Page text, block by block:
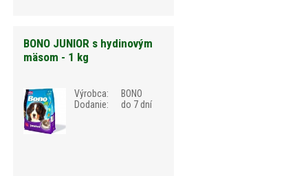
BONO JUNIOR s hydinovým
mäsom - 1 kg
Výrobca:
BONO
Dodanie:
do 7 dní